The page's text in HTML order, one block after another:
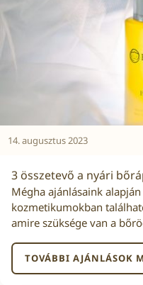
14. augusztus 2023
3 összetevő a nyári
Mégha ajánlásaink
kozmetikumokban
amire szüksége van a
TOVÁBBI AJÁNLÁSOK